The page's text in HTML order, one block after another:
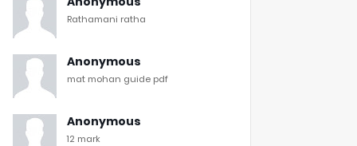
Rathamani ratha
Anonymous
mat mohan guide pdf
Anonymous
12 mark